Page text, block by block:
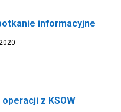
informacyjne
z KSOW